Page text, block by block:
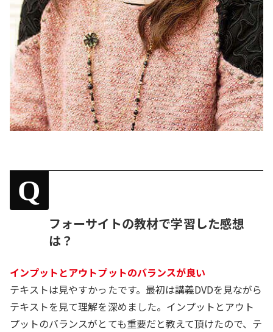
Q
フォーサイトの教材で学習した感想
は？
インプットとアウトプットのバランスが良い
テキストは見やすかったです。最初は講義DVDを見ながら
テキストを見て理解を深めました。インプットとアウト
プットのバランスがとても重要だと教えて頂けたので、テ